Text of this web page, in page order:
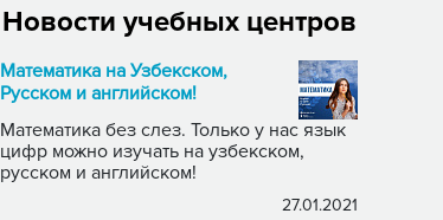
Новости учебных центров
Математика на Узбекском,
Русском и английском!
Математика без слез. Только у нас язык
цифр можно изучать на узбекском,
русском и английском!
27.01.2021